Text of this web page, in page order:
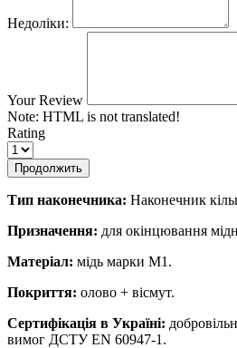
Недоліки:
Your Review
Note: HTML is not translated!
Rating
Продолжить
Тип наконечника: Наконечник
Призначення: для окінцювання
Матеріал: мідь марки М1.
Покриття: олово + вісмут.
Сертифікація в Україні:
вимог ДСТУ EN 60947-1.